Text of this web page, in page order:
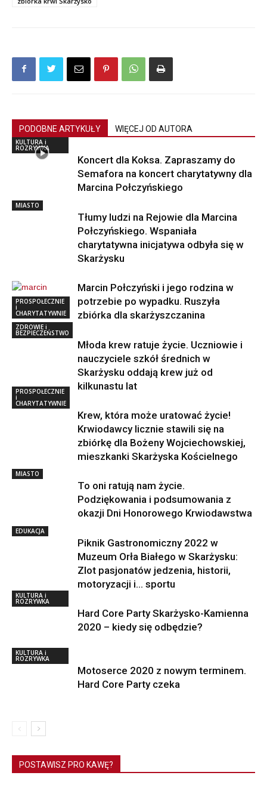
PODOBNE ARTYKUŁY WIĘCEJ OD AUTORA
KULTURA i
ROZRYWKA
Koncert dla Koksa. Zapraszamy do
Semafora na koncert charytatywny dla
Marcina Połczyńskiego
MIASTO
Tłumy ludzi na Rejowie dla Marcina
Połczyńskiego. Wspaniała
charytatywna inicjatywa odbyła się w
Skarżysku
PROSPOŁECZNIE
i
CHARYTATYWNIE
Marcin Połczyński i jego rodzina w
potrzebie po wypadku. Ruszyła
zbiórka dla skarżyszczanina
ZDROWIE i
BEZPIECZEŃSTWO
Młoda krew ratuje życie. Uczniowie i
nauczyciele szkół średnich w
Skarżysku oddają krew już od
kilkunastu lat
PROSPOŁECZNIE
i
CHARYTATYWNIE
Krew, która może uratować życie!
Krwiodawcy licznie stawili się na
zbiórkę dla Bożeny Wojciechowskiej,
mieszkanki Skarżyska Kościelnego
MIASTO
To oni ratują nam życie.
Podziękowania i podsumowania z
okazji Dni Honorowego Krwiodawstwa
EDUKACJA
Piknik Gastronomiczny 2022 w
Muzeum Orła Białego w Skarżysku:
Zlot pasjonatów jedzenia, historii,
motoryzacji i… sportu
KULTURA i
ROZRYWKA
Hard Core Party Skarżysko-Kamienna
2020 – kiedy się odbędzie?
KULTURA i
ROZRYWKA
Motoserce 2020 z nowym terminem.
Hard Core Party czeka
POSTAWISZ PRO KAWĘ?